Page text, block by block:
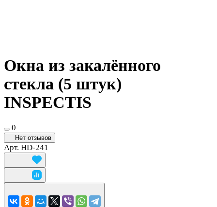
Окна из закалённого
стекла (5 штук)
INSPECTIS
0
Нет отзывов
Арт. HD-241